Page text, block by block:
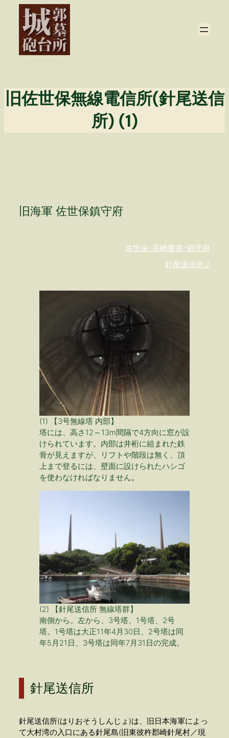
旧佐世保無線電信所(針尾送信
所) (1)
旧海軍 佐世保鎮守府
佐世保･長崎要塞･鎮守府
針尾送信所 2
(1) 【3号無線塔 内部】
塔には、高さ12～13m間隔で4方向に窓が設
けられています。内部は井桁に組まれた鉄
骨が見えますが、リフトや階段は無く、頂
上まで登るには、壁面に設けられたハシゴ
を使わなければなりません。
(2) 【針尾送信所 無線塔群】
南側から。左から、3号塔、1号塔、2号
塔。1号塔は大正11年4月30日、2号塔は同
年5月21日、3号塔は同年7月31日の完成。
針尾送信所
針尾送信所(はりおそうしんじょ)は、旧日本海軍によっ
て大村湾の入口にある針尾島(旧東彼杵郡崎針尾村／現